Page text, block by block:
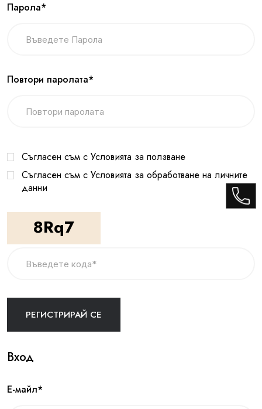
Парола*
Повтори паролата*
Съгласен съм с Условията за ползване
Съгласен съм с Условията за обработване на личните
данни
8Rq7
Вход
Е-майл*